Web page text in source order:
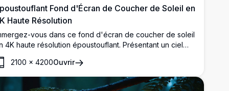
Fond d'Écran de Coucher de Soleil en
Haute Résolution
vous dans ce fond d'écran de coucher de soleil
4K haute résolution époustouflant. Présentant un ciel
avec des nuages orange et roses enflammés, une
sereine, un ruisseau sinueux, et la silhouette d'un
d'eau contre des montagnes lointaines. Parfait
sublimer votre écran de bureau ou mobile avec ses
2100 × 4200Ouvrir